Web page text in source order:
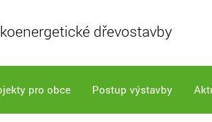
dřevostavby
pro obce Postup výstavby